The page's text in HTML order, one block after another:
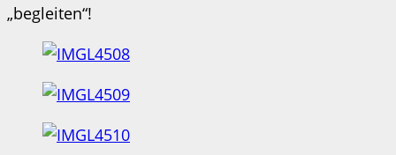
„begleiten“!